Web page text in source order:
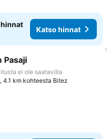
Katso hinnat
suosikkeihin
Pasaji
ei ole saatavilla
4.1 km kohteesta Bitez